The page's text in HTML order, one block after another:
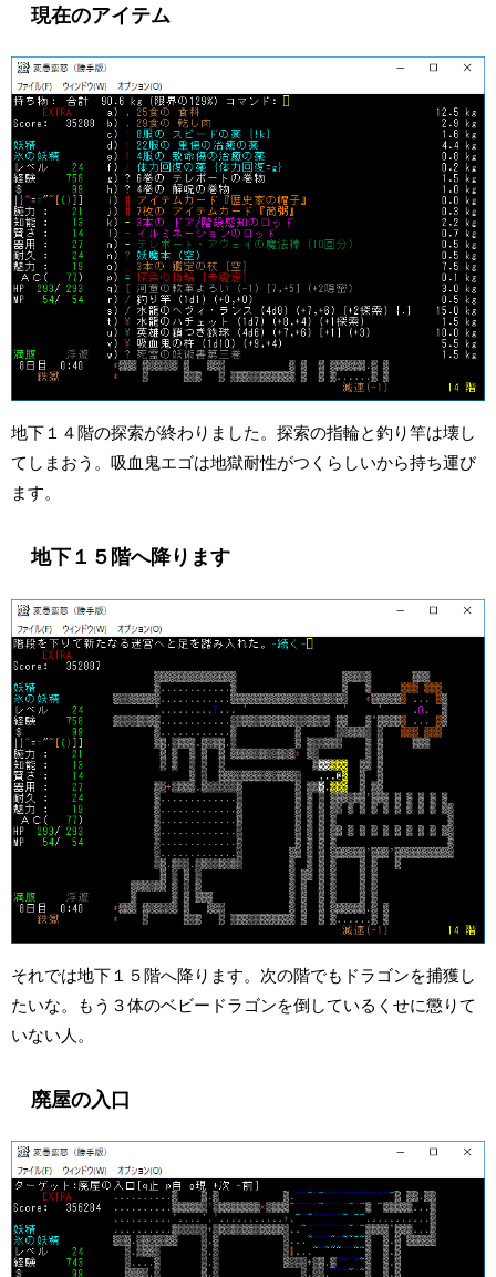
現在のアイテム
地下１４階の探索が終わりました。探索の指輪と釣り竿は壊し
てしまおう。吸血鬼エゴは地獄耐性がつくらしいから持ち運び
ます。
地下１５階へ降ります
それでは地下１５階へ降ります。次の階でもドラゴンを捕獲し
たいな。もう３体のベビードラゴンを倒しているくせに懲りて
いない人。
廃屋の入口